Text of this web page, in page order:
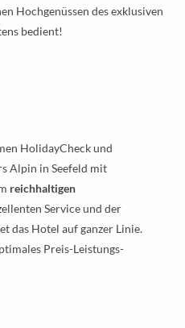
Hochgenüssen des exklusiven
bedient!
HolidayCheck und
Alpin in Seefeld mit
reichhaltigen
Service und der
das Hotel auf ganzer Linie.
Preis-Leistungs-